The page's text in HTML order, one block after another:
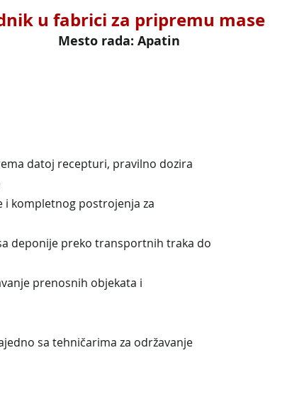
u fabrici za pripremu mase
Mesto rada: Apatin
datoj recepturi, pravilno dozira
i kompletnog postrojenja za
deponije preko transportnih traka do
prenosnih objekata i
sa tehničarima za održavanje